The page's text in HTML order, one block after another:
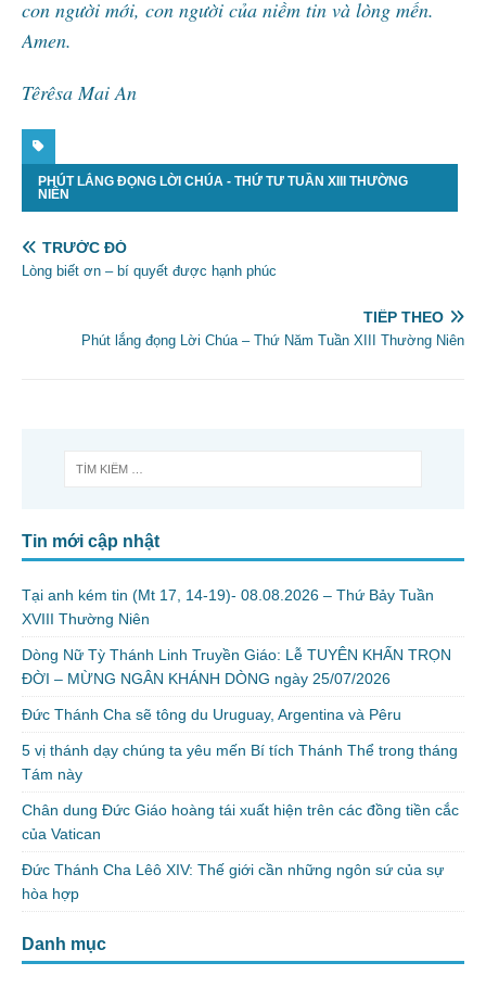
con người mới, con người của niềm tin và lòng mến.
Amen.
Têrêsa Mai An
PHÚT LẮNG ĐỌNG LỜI CHÚA - THỨ TƯ TUẦN XIII THƯỜNG
NIÊN
TRƯỚC ĐÓ
Lòng biết ơn – bí quyết được hạnh phúc
TIẾP THEO
Phút lắng đọng Lời Chúa – Thứ Năm Tuần XIII Thường Niên
Tin mới cập nhật
Tại anh kém tin (Mt 17, 14-19)- 08.08.2026 – Thứ Bảy Tuần
XVIII Thường Niên
Dòng Nữ Tỳ Thánh Linh Truyền Giáo: Lễ TUYÊN KHẤN TRỌN
ĐỜI – MỪNG NGÂN KHÁNH DÒNG ngày 25/07/2026
Đức Thánh Cha sẽ tông du Uruguay, Argentina và Pêru
5 vị thánh dạy chúng ta yêu mến Bí tích Thánh Thể trong tháng
Tám này
Chân dung Đức Giáo hoàng tái xuất hiện trên các đồng tiền cắc
của Vatican
Đức Thánh Cha Lêô XIV: Thế giới cần những ngôn sứ của sự
hòa hợp
Danh mục